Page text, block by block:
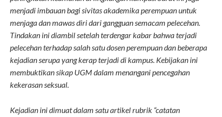
menjadi imbauan bagi sivitas akademika perempuan untuk
menjaga dan mawas diri dari gangguan semacam pelecehan.
Tindakan ini diambil setelah terdengar kabar bahwa terjadi
pelecehan terhadap salah satu dosen perempuan dan beberapa
kejadian serupa yang kerap terjadi di kampus. Kebijakan ini
membuktikan sikap UGM dalam menangani pencegahan
kekerasan seksual.
Kejadian ini dimuat dalam satu artikel rubrik “catatan